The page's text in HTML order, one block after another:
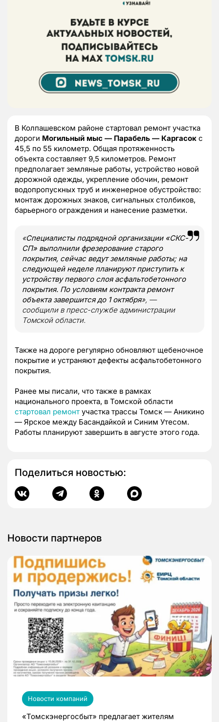
В Колпашевском районе стартовал ремонт участка
дороги Могильный мыс — Парабель — Каргасок с
45,5 по 55 километр. Общая протяженность
объекта составляет 9,5 километров. Ремонт
предполагает земляные работы, устройство новой
дорожной одежды, укрепление обочин, ремонт
водопропускных труб и инженерное обустройство:
монтаж дорожных знаков, сигнальных столбиков,
барьерного ограждения и нанесение разметки.
«Специалисты подрядной организации «СКС-
СП» выполнили фрезерование старого
покрытия, сейчас ведут земляные работы; на
следующей неделе планируют приступить к
устройству первого слоя асфальтобетонного
покрытия. По условиям контракта ремонт
объекта завершится до 1 октября», —
сообщили в пресс-службе администрации
Томской области.
Также на дороге регулярно обновляют щебеночное
покрытие и устраняют дефекты асфальтобетонного
покрытия.
Ранее мы писали, что также в рамках
национального проекта, в Томской области
стартовал ремонт участка трассы Томск — Аникино
— Ярское между Басандайкой и Синим Утесом.
Работы планируют завершить в августе этого года.
Поделиться новостью:
Новости партнеров
Новости компаний
«Томскэнергосбыт» предлагает жителям